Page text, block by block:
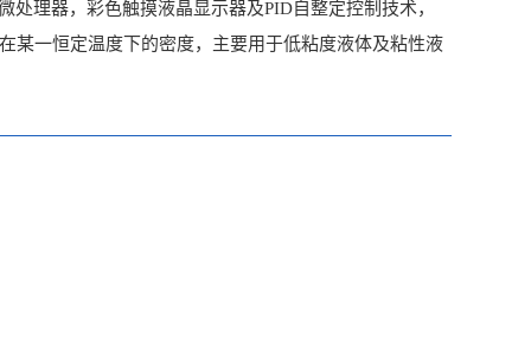
理器，彩色触摸液晶显示器及PID自整定控制技术，
某一恒定温度下的密度，主要用于低粘度液体及粘性液